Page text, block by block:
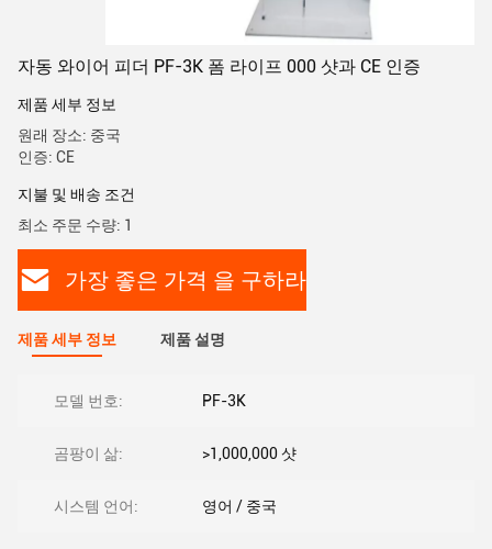
자동 와이어 피더 PF-3K 폼 라이프 000 샷과 CE 인증
제품 세부 정보
원래 장소: 중국
인증: CE
지불 및 배송 조건
최소 주문 수량: 1
가장 좋은 가격 을 구하라
제품 세부 정보 제품 설명
모델 번호: PF-3K
곰팡이 삶: >1,000,000 샷
시스템 언어: 영어 / 중국